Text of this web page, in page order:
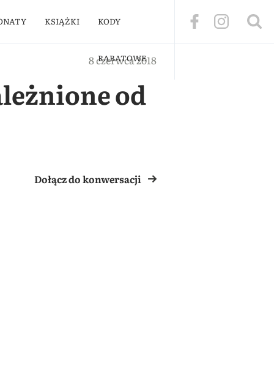
KSIĄŻKI KODY
RABATOWE
8 czerwca 2018
od
Dołącz do konwersacji